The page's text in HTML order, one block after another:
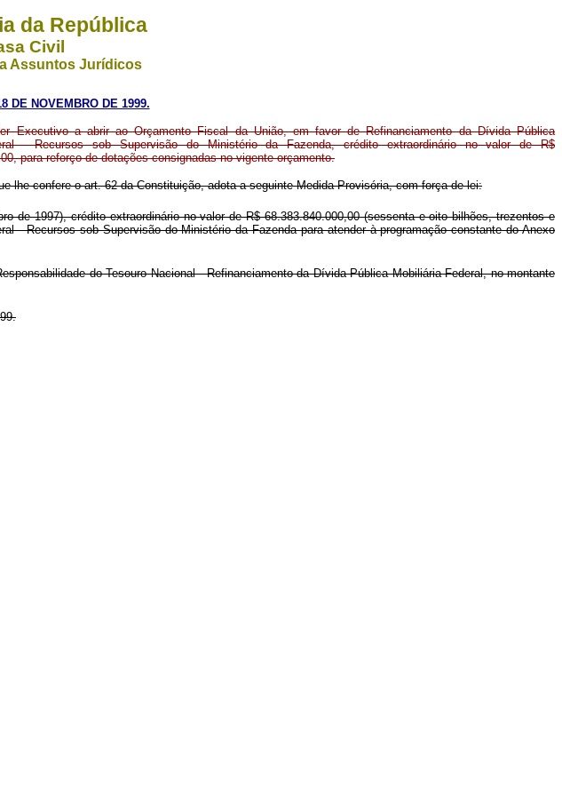
da República
Civil
Assuntos Jurídicos
DE NOVEMBRO DE 1999.
Executivo a abrir ao Orçamento Fiscal da União, em favor de Refinanciamento da Dívida Pública
- Recursos sob Supervisão do Ministério da Fazenda, crédito extraordinário no valor de R$
para reforço de dotações consignadas no vigente orçamento.
lhe confere o art. 62 da Constituição, adota a seguinte Medida Provisória, com força de lei:
de 1997), crédito extraordinário no valor de R$ 68.383.840.000,00 (sessenta e oito bilhões, trezentos e
- Recursos sob Supervisão do Ministério da Fazenda para atender à programação constante do Anexo
do Tesouro Nacional - Refinanciamento da Dívida Pública Mobiliária Federal, no montante